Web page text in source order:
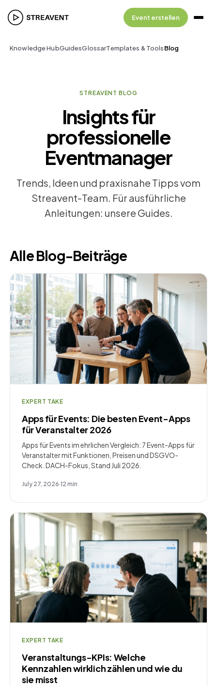
Event erstellen
Knowledge HubGuidesGlossarTemplates & ToolsBlog
STREAVENT BLOG
Insights für
professionelle
Eventmanager
Trends, Ideen und praxisnahe Tipps vom
Streavent-Team. Für ausführliche
Anleitungen: unsere Guides.
Alle Blog-Beiträge
EXPERT TAKE
Apps für Events: Die besten Event-Apps
für Veranstalter 2026
Apps für Events im ehrlichen Vergleich: 7 Event-Apps für
Veranstalter mit Funktionen, Preisen und DSGVO-
Check. DACH-Fokus, Stand Juli 2026.
July 27, 2026·12 min
EXPERT TAKE
Veranstaltungs-KPIs: Welche
Kennzahlen wirklich zählen und wie du
sie misst